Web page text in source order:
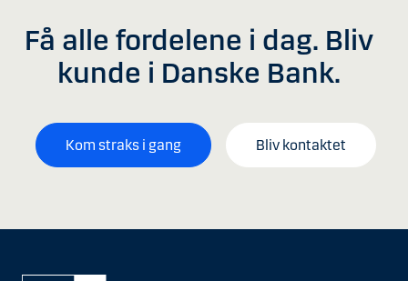
Få alle fordelene i dag. Bliv
kunde i Danske Bank.
Kom straks i gang Bliv kontaktet